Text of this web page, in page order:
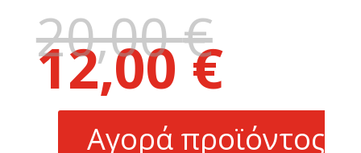
20,00€Original
price
was:
20,00 €.
12,00€τιμή
είναι:
12,00 €.
Αγορά προϊόντος